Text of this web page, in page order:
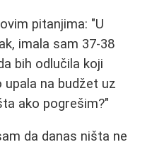
pitanjima: "U
imala sam 37-38
bih odlučila koji
na budžet uz
ako pogrešim?"
da danas ništa ne